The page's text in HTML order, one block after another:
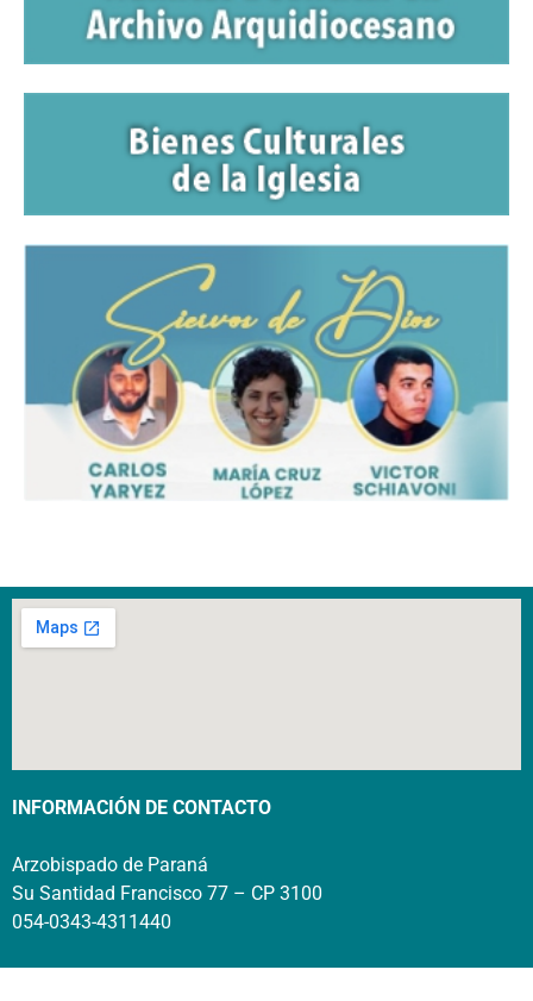
INFORMACIÓN DE CONTACTO
Arzobispado de Paraná
Su Santidad Francisco 77 – CP 3100
054-0343-4311440